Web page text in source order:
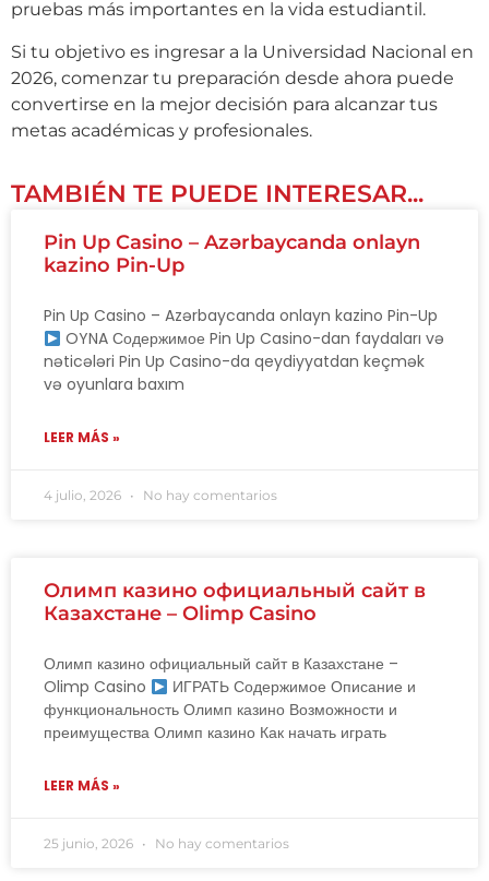
pruebas más importantes en la vida estudiantil.
Si tu objetivo es ingresar a la Universidad Nacional en
2026, comenzar tu preparación desde ahora puede
convertirse en la mejor decisión para alcanzar tus
metas académicas y profesionales.
TAMBIÉN TE PUEDE INTERESAR...
Pin Up Casino – Azərbaycanda onlayn
kazino Pin-Up
Pin Up Casino – Azərbaycanda onlayn kazino Pin-Up
OYNA Содержимое Pin Up Casino-dan faydaları və
nəticələri Pin Up Casino-da qeydiyyatdan keçmək
və oyunlara baxım
LEER MÁS »
4 julio, 2026 No hay comentarios
Олимп казино официальный сайт в
Казахстане – Olimp Casino
Олимп казино официальный сайт в Казахстане –
Olimp Casino
ИГРАТЬ Содержимое Описание и
функциональность Олимп казино Возможности и
преимущества Олимп казино Как начать играть
LEER MÁS »
25 junio, 2026 No hay comentarios